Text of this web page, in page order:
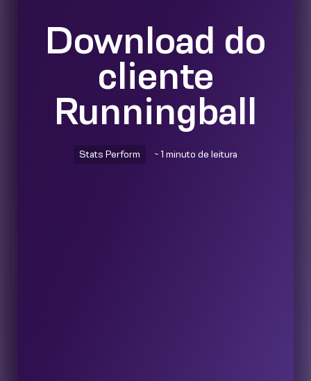
Download do
cliente
Runningball
Stats Perform ~ 1 minuto de leitura